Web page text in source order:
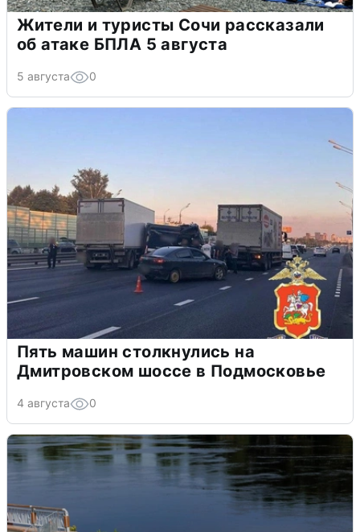
Жители и туристы Сочи рассказали
об атаке БПЛА 5 августа
5 августа 0
Пять машин столкнулись на
Дмитровском шоссе в Подмосковье
4 августа 0